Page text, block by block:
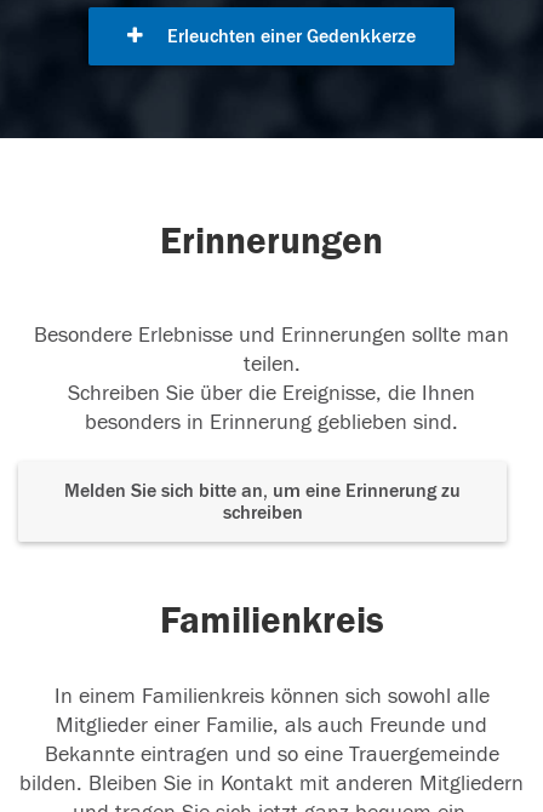
Erleuchten einer Gedenkkerze
Erinnerungen
Besondere Erlebnisse und Erinnerungen sollte man
teilen.
Schreiben Sie über die Ereignisse, die Ihnen
besonders in Erinnerung geblieben sind.
Melden Sie sich bitte an, um eine Erinnerung zu
schreiben
Familienkreis
In einem Familienkreis können sich sowohl alle
Mitglieder einer Familie, als auch Freunde und
Bekannte eintragen und so eine Trauergemeinde
bilden. Bleiben Sie in Kontakt mit anderen Mitgliedern